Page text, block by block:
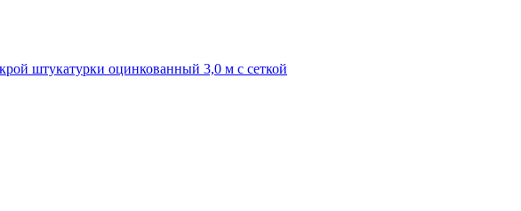
штукатурки оцинкованный 3,0 м с сеткой